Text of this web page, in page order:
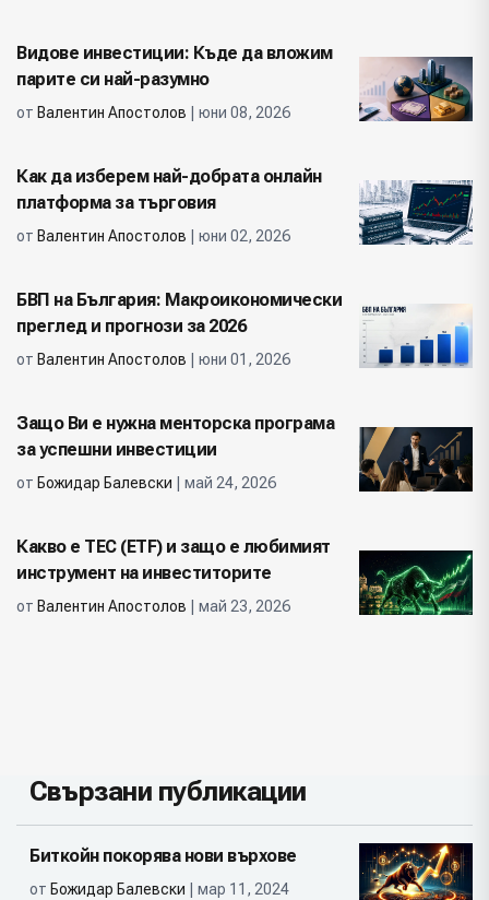
Видове инвестиции: Къде да вложим
парите си най-разумно
от Валентин Апостолов | юни 08, 2026
Как да изберем най-добрата онлайн
платформа за търговия
от Валентин Апостолов | юни 02, 2026
БВП на България: Макроикономически
преглед и прогнози за 2026
от Валентин Апостолов | юни 01, 2026
Защо Ви е нужна менторска програма
за успешни инвестиции
от Божидар Балевски | май 24, 2026
Какво е ТЕС (ETF) и защо е любимият
инструмент на инвеститорите
от Валентин Апостолов | май 23, 2026
Свързани публикации
Биткойн покорява нови върхове
от Божидар Балевски | мар 11, 2024